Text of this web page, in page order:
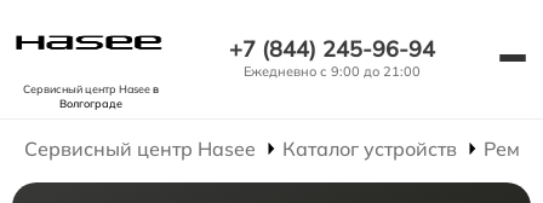
Сервисный центр Haseeв
Волгограде
+7 (844) 245-96-94
Ежедневно с 9:00 до 21:00
Сервисный центр Hasee Каталог устройств